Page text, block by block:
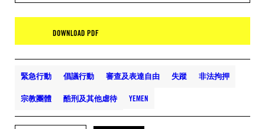
DOWNLOAD PDF
緊急行動 倡議行動 審查及表達自由 失蹤 非法拘押
宗教團體 酷刑及其他虐待 YEMEN